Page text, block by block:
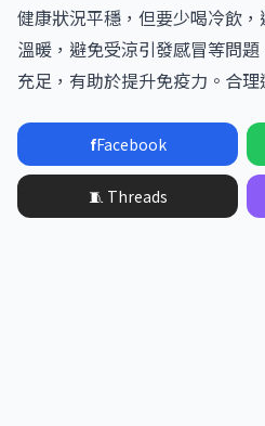
健康狀況平穩，但要少喝冷飲
溫暖，避免受涼引發感冒等問
充足，有助於提升免疫力。合
fFacebook
🧵 Threads